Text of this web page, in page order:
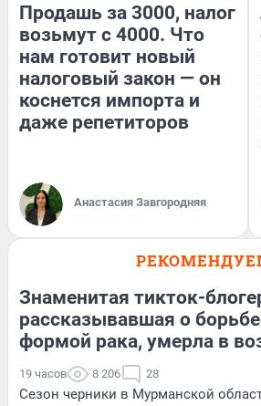
Продашь за 3000, налог
возьмут с 4000. Что
нам готовит новый
налоговый закон — он
коснется импорта и
даже репетиторов
Анастасия Завгородняя
Знаменитая тикток-
рассказывавшая о
формой рака, умерла в
19 часов 8 206 28
Сезон черники в Мурманской